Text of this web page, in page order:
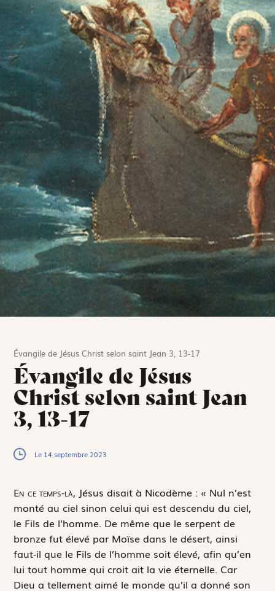
Évangile de Jésus Christ selon saint Jean 3, 13-17
Évangile de Jésus
Christ selon saint Jean
3, 13-17
Le 14 septembre 2023
En ce temps-là, Jésus disait à Nicodème : « Nul n’est
monté au ciel sinon celui qui est descendu du ciel,
le Fils de l’homme. De même que le serpent de
bronze fut élevé par Moïse dans le désert, ainsi
faut-il que le Fils de l’homme soit élevé, afin qu’en
lui tout homme qui croit ait la vie éternelle. Car
Dieu a tellement aimé le monde qu’il a donné son